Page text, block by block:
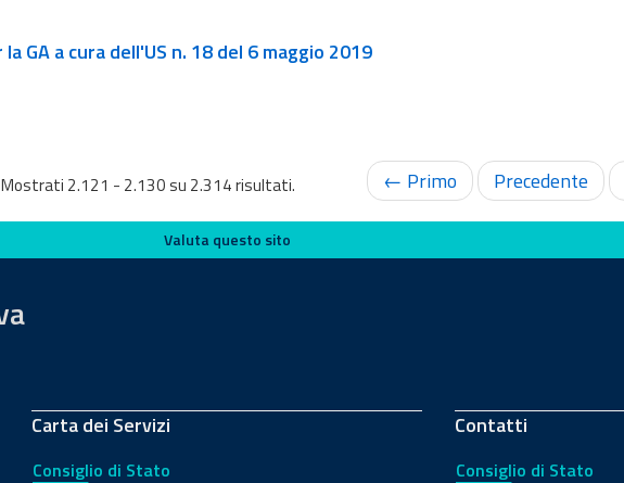
GA a cura dell'US n. 18 del 6 maggio 2019
Mostrati 2.121 - 2.130 su 2.314 risultati. ← Primo Precedente
Valuta questo sito
Carta dei Servizi
Consiglio di Stato
Contatti
Consiglio di Stato